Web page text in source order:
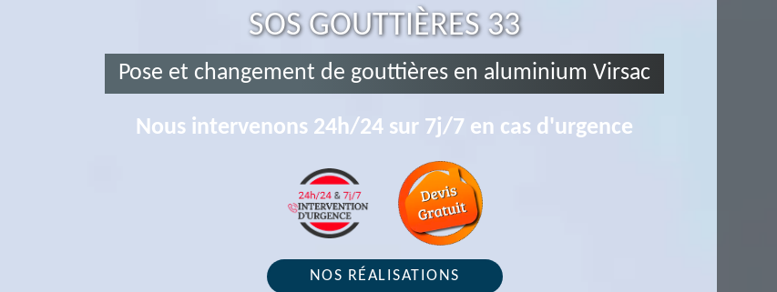
SOS GOUTTIÈRES 33
Pose et changement de gouttières en aluminium Virsac
Nous intervenons 24h/24 sur 7j/7 en cas d'urgence
NOS RÉALISATIONS